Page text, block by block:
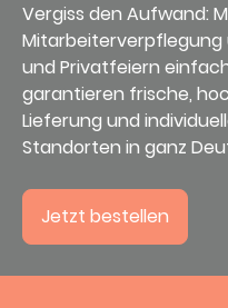
+49 30 800988394
Vergiss den Aufwand:
und Privatfeiern
garantieren frische,
Lieferung und
Standorten in ganz
Jetzt bestellen